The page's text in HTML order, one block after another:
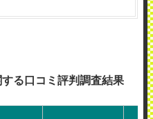
る口コミ評判調査結果